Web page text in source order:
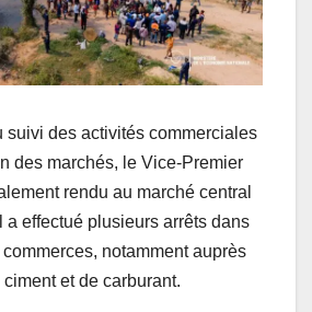
suivi des activités commerciales
des marchés, le Vice-Premier
rendu au marché central
a effectué plusieurs arrêts dans
notamment auprès
et de carburant.